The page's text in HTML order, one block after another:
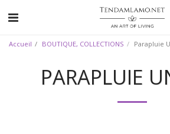
Accueil BOUTIQUE, COLLECTIONS Parapluie
PARAPLUIE